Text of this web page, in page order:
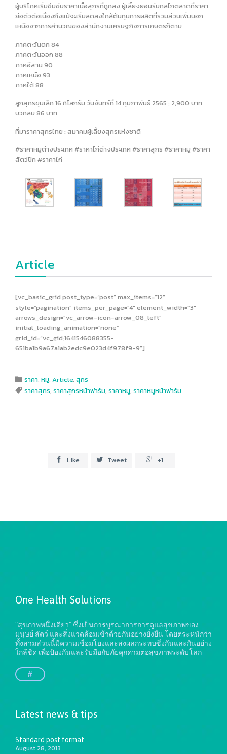
ผู้บริโภคเริ่มซึมซับราคาเนื้อสุกรที่ถูกลง ผู้เลี้ยงยอมรับกลไกตลาดที่ราคา
ย่อตัวต่อเนื่องถึงแม้จะเริ่มลดลงใกล้ต้นทุนการผลิตที่รวมส่วนเพิ่มนอก
เหนือจากการคำนวณของสำนักงานเศรษฐกิจการเกษตรก็ตาม
ภาคตะวันตก 84
ภาคตะวันออก 88
ภาคอีสาน 90
ภาคเหนือ 93
ภาคใต้ 88
ลูกสุกรขุนเล็ก 16 กิโลกรัม วันจันทร์ที่ 14 กุมภาพันธ์ 2565 : 2,900 บาท
บวกลบ 86 บาท
ที่มาราคาสุกรไทย : สมาคมผู้เลี้ยงสุกรแห่งชาติ
#ราคาหมูต่างประเทศ #ราคาไก่ต่างประเทศ #ราคาสุกร #ราคาหมู #ราคา
สัตว์ปีก #ราคาไก่
Article
[vc_basic_grid post_type=”post” max_items=”12″
style=”pagination” items_per_page=”4″ element_width=”3″
arrows_design=”vc_arrow-icon-arrow_08_left”
initial_loading_animation=”none”
grid_id=”vc_gid:1641546088355-
651ba1b9a67a1ab2edc9e023d4f978f9-9″]
 Category
ราคา, หมู, Article, สุกร
 Tags
ราคาสุกร, ราคาสุกรหน้าฟาร์ม, ราคาหมู, ราคาหมูหน้าฟาร์ม
 Like  Tweet  +1
One Health Solutions
"สุขภาพหนึ่งเดียว" ซึ่งเป็นการบูรณาการการดูแลสุขภาพของ
มนุษย์ สัตว์ และสิ่งแวดล้อมเข้าด้วยกันอย่างยั่งยืนโดยตระหนักว่า
ทั้งสามส่วนนี้มีความเชื่อมโยงและส่งผลกระทบซึ่งกันและกันอย่าง
ใกล้ชิด เพื่อป้องกันและรับมือกับภัยคุกคามต่อสุขภาพระดับโลก
#
Latest news & tips
Standard post format
August 28, 2013